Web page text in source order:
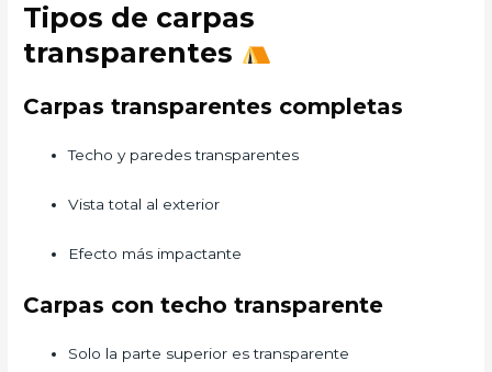
Tipos de carpas
transparentes
Carpas transparentes completas
Techo y paredes transparentes
Vista total al exterior
Efecto más impactante
Carpas con techo transparente
Solo la parte superior es transparente